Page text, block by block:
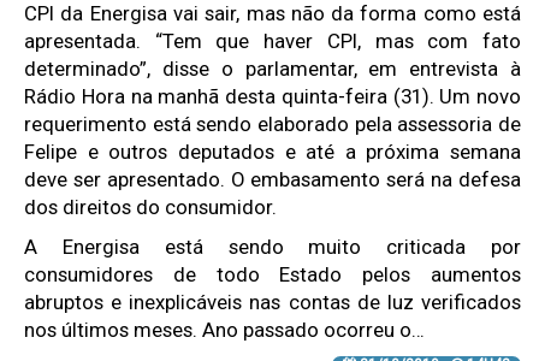
CPI da Energisa vai sair, mas não da forma como está
apresentada. “Tem que haver CPI, mas com fato
determinado”, disse o parlamentar, em entrevista à
Rádio Hora na manhã desta quinta-feira (31). Um novo
requerimento está sendo elaborado pela assessoria de
Felipe e outros deputados e até a próxima semana
deve ser apresentado. O embasamento será na defesa
dos direitos do consumidor.
A Energisa está sendo muito criticada por
consumidores de todo Estado pelos aumentos
abruptos e inexplicáveis nas contas de luz verificados
nos últimos meses. Ano passado ocorreu o…